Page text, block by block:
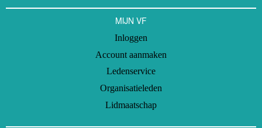
MIJN VF
Inloggen
Account aanmaken
Ledenservice
Organisatieleden
Lidmaatschap